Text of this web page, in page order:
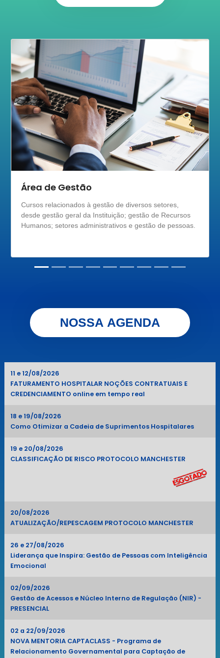
Enfermagem
Cursos gerais relacionados à área da Enfermagem
como Classificação de Risco com Protocolo de
Manchester; PICC e Cursos voltados para
NOSSA AGENDA
11 e 12/08/2026
FATURAMENTO HOSPITALAR NOÇÕES CONTRATUAIS E
CREDENCIAMENTO online em tempo real
18 e 19/08/2026
Como Otimizar a Cadeia de Suprimentos Hospitalares
19 e 20/08/2026
CLASSIFICAÇÃO DE RISCO PROTOCOLO MANCHESTER
20/08/2026
ATUALIZAÇÃO/REPESCAGEM PROTOCOLO MANCHESTER
26 e 27/08/2026
Liderança que Inspira: Gestão de Pessoas com Inteligência
Emocional
02/09/2026
Gestão de Acessos e Núcleo Interno de Regulação (NIR) -
PRESENCIAL
02 a 22/09/2026
NOVA MENTORIA CAPTACLASS - Programa de
Relacionamento Governamental para Captação de